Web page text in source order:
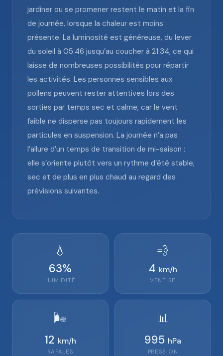
jardiner ou se promener restent le matin et la fin
de journée, lorsque la chaleur est moins
présente. La luminosité est généreuse, du lever
du soleil à 05:46 jusqu’au coucher à 21:34, ce qui
laisse de nombreuses possibilités pour répartir
les activités. Les personnes sensibles aux
pollens peuvent rester attentives lors des
sorties par temps sec et calme, car le vent
faible ne disperse pas toujours rapidement les
particules en suspension. La journée n’a pas
l’allure d’un temps de transition de mi-saison :
elle s’oriente plutôt vers un rythme d’été stable,
sec et de plus en plus chaud au regard des
prévisions suivantes.
💧
63%
HUMIDITÉ
💨
4 km/h
VENT SE
🌬️
12 km/h
RAFALES
📊
995 hPa
PRESSION